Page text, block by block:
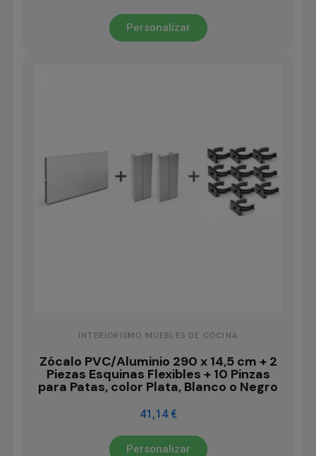
Personalizar
INTERIORISMO MUEBLES DE COCINA
Zócalo PVC/Aluminio 290 x 14,5 cm + 2
Piezas Esquinas Flexibles + 10 Pinzas
para Patas, color Plata, Blanco o Negro
41,14 €
Personalizar